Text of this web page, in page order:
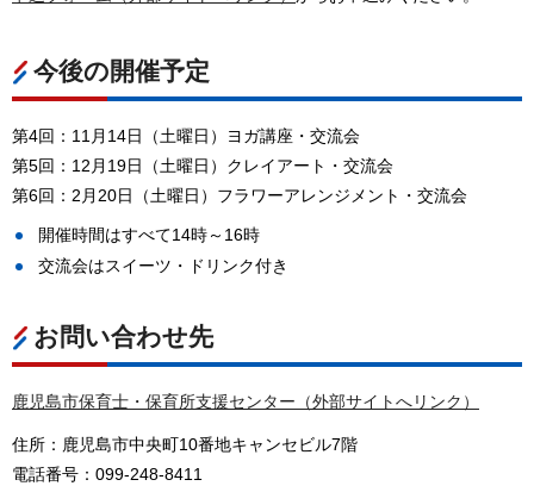
今後の開催予定
第4回：11月14日（土曜日）ヨガ講座・交流会
第5回：12月19日（土曜日）クレイアート・交流会
第6回：2月20日（土曜日）フラワーアレンジメント・交流会
開催時間はすべて14時～16時
交流会はスイーツ・ドリンク付き
お問い合わせ先
鹿児島市保育士・保育所支援センター（外部サイトへリンク）
住所：鹿児島市中央町10番地キャンセビル7階
電話番号：099-248-8411